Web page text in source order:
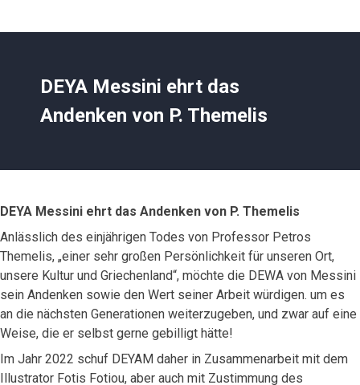
DEYA Messini ehrt das
Andenken von P. Themelis
DEYA Messini ehrt das Andenken von P. Themelis
Anlässlich des einjährigen Todes von Professor Petros
Themelis, „einer sehr großen Persönlichkeit für unseren Ort,
unsere Kultur und Griechenland“, möchte die DEWA von Messini
sein Andenken sowie den Wert seiner Arbeit würdigen. um es
an die nächsten Generationen weiterzugeben, und zwar auf eine
Weise, die er selbst gerne gebilligt hätte!
Im Jahr 2022 schuf DEYAM daher in Zusammenarbeit mit dem
Illustrator Fotis Fotiou, aber auch mit Zustimmung des